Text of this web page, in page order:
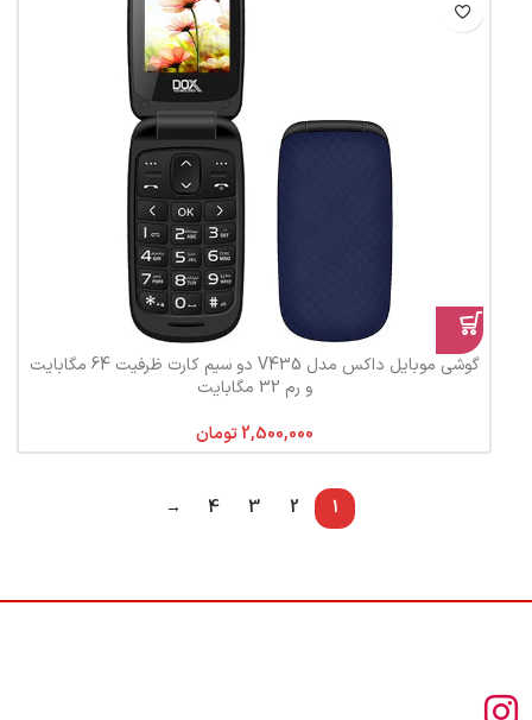
گوشی موبایل داکس مدل V435 دو سیم‌ کارت ظرفیت 64 مگابایت
و رم 32 مگابایت
تومان
1
2
3
4
→